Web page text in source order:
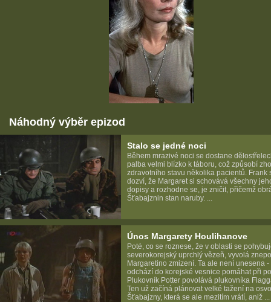
Náhodný výběr epizod
Stalo se jedné noci
Během mrazivé noci se dostane
palba velmi blízko k táboru, což způsobí
zdravotního stavu několika pacientů. Frank
dozví, že Margaret si schovává všechny
dopisy a rozhodne se, je zničit, přičemž
Šťabajznin stan naruby. ...
Únos Margarety Houlihanove
Poté, co se roznese, že v oblasti se
severokorejský uprchlý vězeň, vyvolá
Margaretino zmizení. Ta ale není unesena -
odchází do korejské vesnice pomáhat při
Plukovník Potter povolává plukovníka
Ten už začíná plánovat velké tažení na
Šťabajzny, která se ale mezitím vrátí, aniž ...